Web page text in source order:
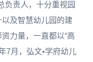
负责人，十分重视园
及智慧幼儿园的建
力量，一直都以“高
7月，弘文•学府幼儿